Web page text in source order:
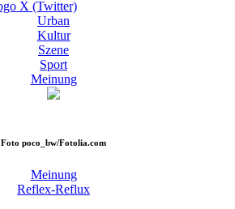
Urban
Kultur
Szene
Sport
Meinung
Foto poco_bw/Fotolia.com
Meinung
Reflex-Reflux